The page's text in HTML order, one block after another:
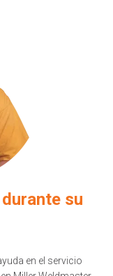
su
en el servicio